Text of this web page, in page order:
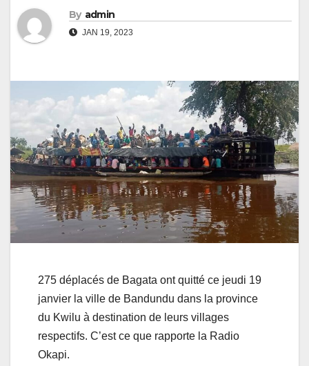
By admin
JAN 19, 2023
275 déplacés de Bagata ont quitté ce jeudi 19
janvier la ville de Bandundu dans la province
du Kwilu à destination de leurs villages
respectifs. C’est ce que rapporte la Radio
Okapi.